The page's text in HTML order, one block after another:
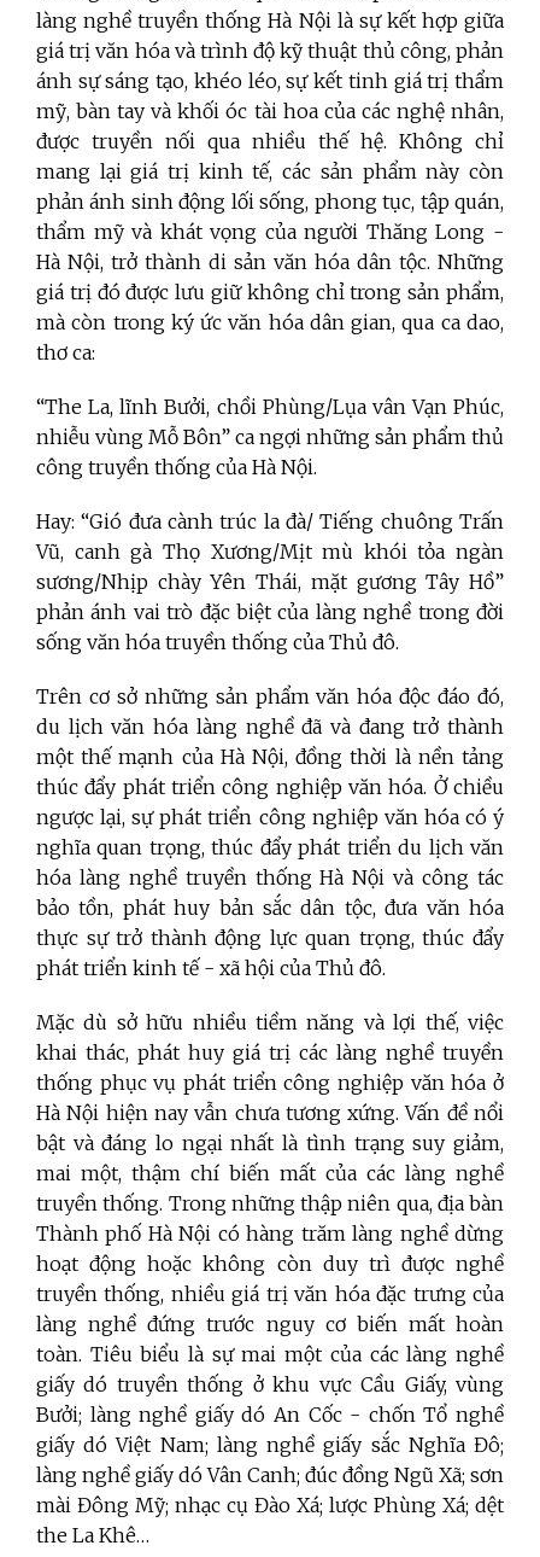
làng nghề truyền thống Hà Nội là sự kết hợp giữa
giá trị văn hóa và trình độ kỹ thuật thủ công, phản
ánh sự sáng tạo, khéo léo, sự kết tinh giá trị thẩm
mỹ, bàn tay và khối óc tài hoa của các nghệ nhân,
được truyền nối qua nhiều thế hệ. Không chỉ
mang lại giá trị kinh tế, các sản phẩm này còn
phản ánh sinh động lối sống, phong tục, tập quán,
thẩm mỹ và khát vọng của người Thăng Long -
Hà Nội, trở thành di sản văn hóa dân tộc. Những
giá trị đó được lưu giữ không chỉ trong sản phẩm,
mà còn trong ký ức văn hóa dân gian, qua ca dao,
thơ ca:
“The La, lĩnh Bưởi, chồi Phùng/Lụa vân Vạn Phúc,
nhiễu vùng Mỗ Bôn” ca ngợi những sản phẩm thủ
công truyền thống của Hà Nội.
Hay: “Gió đưa cành trúc la đà/ Tiếng chuông Trấn
Vũ, canh gà Thọ Xương/Mịt mù khói tỏa ngàn
sương/Nhịp chày Yên Thái, mặt gương Tây Hồ”
phản ánh vai trò đặc biệt của làng nghề trong đời
sống văn hóa truyền thống của Thủ đô.
Trên cơ sở những sản phẩm văn hóa độc đáo đó,
du lịch văn hóa làng nghề đã và đang trở thành
một thế mạnh của Hà Nội, đồng thời là nền tảng
thúc đẩy phát triển công nghiệp văn hóa. Ở chiều
ngược lại, sự phát triển công nghiệp văn hóa có ý
nghĩa quan trọng, thúc đẩy phát triển du lịch văn
hóa làng nghề truyền thống Hà Nội và công tác
bảo tồn, phát huy bản sắc dân tộc, đưa văn hóa
thực sự trở thành động lực quan trọng, thúc đẩy
phát triển kinh tế - xã hội của Thủ đô.
Mặc dù sở hữu nhiều tiềm năng và lợi thế, việc
khai thác, phát huy giá trị các làng nghề truyền
thống phục vụ phát triển công nghiệp văn hóa ở
Hà Nội hiện nay vẫn chưa tương xứng. Vấn đề nổi
bật và đáng lo ngại nhất là tình trạng suy giảm,
mai một, thậm chí biến mất của các làng nghề
truyền thống. Trong những thập niên qua, địa bàn
Thành phố Hà Nội có hàng trăm làng nghề dừng
hoạt động hoặc không còn duy trì được nghề
truyền thống, nhiều giá trị văn hóa đặc trưng của
làng nghề đứng trước nguy cơ biến mất hoàn
toàn. Tiêu biểu là sự mai một của các làng nghề
giấy dó truyền thống ở khu vực Cầu Giấy, vùng
Bưởi; làng nghề giấy dó An Cốc - chốn Tổ nghề
giấy dó Việt Nam; làng nghề giấy sắc Nghĩa Đô;
làng nghề giấy dó Vân Canh; đúc đồng Ngũ Xã; sơn
mài Đông Mỹ; nhạc cụ Đào Xá; lược Phùng Xá; dệt
the La Khê…